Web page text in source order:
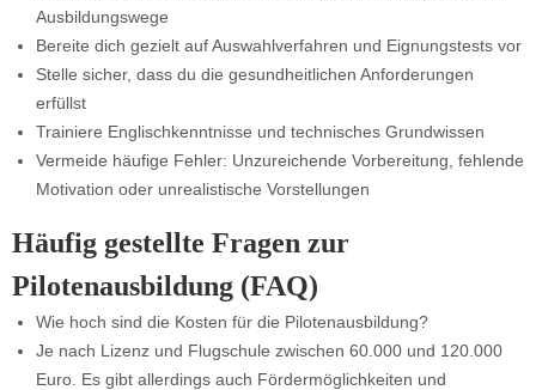
Ausbildungswege
Bereite dich gezielt auf Auswahlverfahren und Eignungstests vor
Stelle sicher, dass du die gesundheitlichen Anforderungen
erfüllst
Trainiere Englischkenntnisse und technisches Grundwissen
Vermeide häufige Fehler: Unzureichende Vorbereitung, fehlende
Motivation oder unrealistische Vorstellungen
Häufig gestellte Fragen zur
Pilotenausbildung (FAQ)
Wie hoch sind die Kosten für die Pilotenausbildung?
Je nach Lizenz und Flugschule zwischen 60.000 und 120.000
Euro. Es gibt allerdings auch Fördermöglichkeiten und